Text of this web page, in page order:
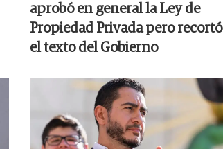
aprobó en general la Ley de
Propiedad Privada pero recortó
el texto del Gobierno